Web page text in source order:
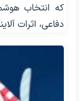
که انتخاب
دفاعی، اثرات